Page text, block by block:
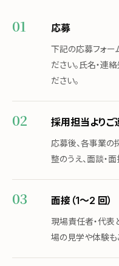
応募
下記の応募フォー
ださい。氏名・連
ださい。
採用担当よりご
応募後、各事業の
整のうえ、面談・
面接（1〜2 回）
現場責任者・代表
場の見学や体験も